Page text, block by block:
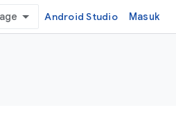
Android Studio Masuk